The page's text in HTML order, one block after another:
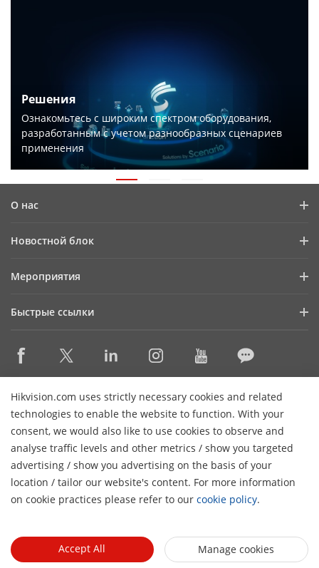
Решения
Ознакомьтесь с широким спектром оборудования,
разработанным с учетом разнообразных сценариев
применения
Hikvision.com uses strictly necessary cookies and related
technologies to enable the website to function. With your
consent, we would also like to use cookies to observe and
analyse traffic levels and other metrics / show you targeted
advertising / show you advertising on the basis of your
location / tailor our website's content. For more information
on cookie practices please refer to our cookie policy.
Accept All Manage cookies
О нас
Информационная безопасность
Контактная информация
Новостной блок
Истории успеха
HikSnap
Мероприятия
Быстрые ссылки
Где купить
Основные технологии
Карта сайта
Контактная информация
Подписаться на рассылку
© 2026 Ханчжоу Hikvision Digital Technology Co., Ltd. Все
права защищены. Политика конфиденциальности
Политика использования файлов cookie
Настройки